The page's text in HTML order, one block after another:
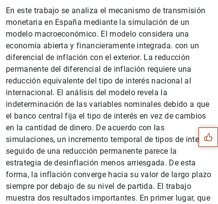
En este trabajo se analiza el mecanismo de transmisión
monetaria en España mediante la simulación de un
modelo macroeconómico. El modelo considera una
economía abierta y financieramente integrada. con un
diferencial de inflación con el exterior. La reducción
permanente del diferencial de inflación requiere una
reducción equivalente del tipo de interés nacional al
internacional. El análisis del modelo revela la
indeterminación de las variables nominales debido a que
el banco central fija el tipo de interés en vez de cambios
en la cantidad de dinero. De acuerdo con las
simulaciones, un incremento temporal de tipos de interés
seguido de una reducción permanente parece la
estrategia de desinflación menos arriesgada. De esta
forma, la inflación converge hacia su valor de largo plazo
siempre por debajo de su nivel de partida. El trabajo
muestra dos resultados importantes. En primer lugar, que
Sugerencias